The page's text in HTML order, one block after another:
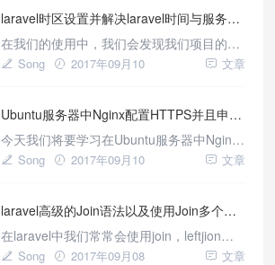
西，提交表单丢失了，那崩溃不？ 一、我们
根据错误原因，返回在控制器中调用
returnbanck函数 php i
laravel时区设置并解决laravel时间与服务器时间不统一问题
在我们的使用中，我们会发现我们项目的时
间不对，其实是因为我们默认使用的是美国
Laravel时区 我们在config/app.php中配置好
找到timezone,修改成如下时区即可，如果
时间
Song 2017年09月10 文章
Ubuntu服务器中Nginx配置HTTPS并且申请导入ssl免费证书
今天我们将要学习在Ubuntu服务器中Nginx
配置HTTPS并且申请导入ssl免费证书，让
年，https必须是一个关键词，苹果宣布所有
iOSapp将在2017年使
Song 2017年09月10 文章
laravel高级的Join语法以及使用Join多个条件
在laravel中我们常常会使用join，leftjion和
rightjoin进行连表查询，非常的方便，但是
Song 2017年09月08 文章